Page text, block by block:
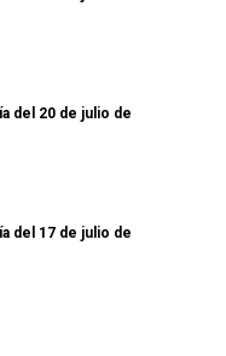
del 20 de julio de
del 17 de julio de